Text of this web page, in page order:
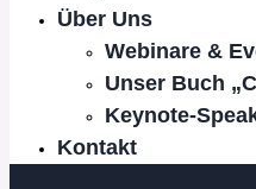
Über Uns
Webinare &
Unser Buch
Keynote-
Kontakt